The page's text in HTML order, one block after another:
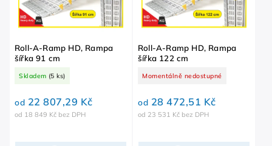
Roll-A-Ramp HD, Rampa
šířka 91 cm
Skladem (5 ks)
od 18 849 Kč bez DPH
od 22 807,29 Kč
Roll-A-Ramp HD, Rampa
šířka 122 cm
Momentálně nedostupné
od 23 531 Kč bez DPH
od 28 472,51 Kč